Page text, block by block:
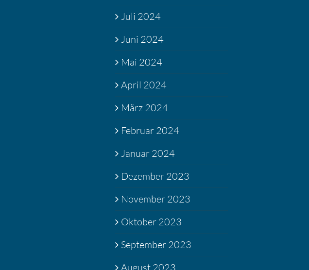
Juli 2024
Juni 2024
Mai 2024
April 2024
März 2024
Februar 2024
Januar 2024
Dezember 2023
November 2023
Oktober 2023
September 2023
August 2023